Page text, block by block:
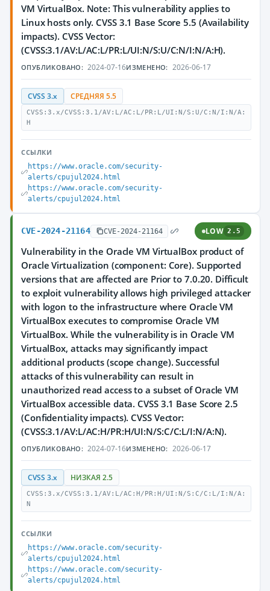
VM VirtualBox. Note: This vulnerability applies to
Linux hosts only. CVSS 3.1 Base Score 5.5 (Availability
impacts). CVSS Vector:
(CVSS:3.1/AV:L/AC:L/PR:L/UI:N/S:U/C:N/I:N/A:H).
ОПУБЛИКОВАНО: 2024-07-16ИЗМЕНЕНО: 2026-06-17
CVSS 3.x СРЕДНЯЯ 5.5
CVSS:3.x/CVSS:3.1/AV:L/AC:L/PR:L/UI:N/S:U/C:N/I:N/A:
H
ССЫЛКИ
https://www.oracle.com/security-
alerts/cpujul2024.html
https://www.oracle.com/security-
alerts/cpujul2024.html
CVE-2024-21164 CVE-2024-21164 LOW 2.5
Vulnerability in the Oracle VM VirtualBox product of
Oracle Virtualization (component: Core). Supported
versions that are affected are Prior to 7.0.20. Difficult
to exploit vulnerability allows high privileged attacker
with logon to the infrastructure where Oracle VM
VirtualBox executes to compromise Oracle VM
VirtualBox. While the vulnerability is in Oracle VM
VirtualBox, attacks may significantly impact
additional products (scope change). Successful
attacks of this vulnerability can result in
unauthorized read access to a subset of Oracle VM
VirtualBox accessible data. CVSS 3.1 Base Score 2.5
(Confidentiality impacts). CVSS Vector:
(CVSS:3.1/AV:L/AC:H/PR:H/UI:N/S:C/C:L/I:N/A:N).
ОПУБЛИКОВАНО: 2024-07-16ИЗМЕНЕНО: 2026-06-17
CVSS 3.x НИЗКАЯ 2.5
CVSS:3.x/CVSS:3.1/AV:L/AC:H/PR:H/UI:N/S:C/C:L/I:N/A:
N
ССЫЛКИ
https://www.oracle.com/security-
alerts/cpujul2024.html
https://www.oracle.com/security-
alerts/cpujul2024.html